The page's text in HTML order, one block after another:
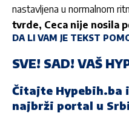
nastavljena u normalnom
tvrde, Ceca nije nosila
DA LI VAM JE TEKST
SVE! SAD! VAŠ
Čitajte Hypebih.ba
najbrži portal u